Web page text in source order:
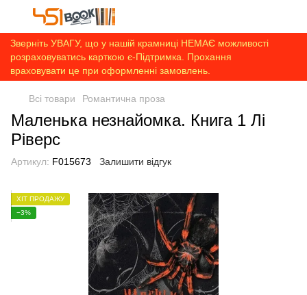
Зверніть УВАГУ, що у нашій крамниці НЕМАЄ можливості
розраховуватись карткою є-Підтримка. Прохання
враховувати це при оформленні замовлень.
Всі товари Романтична проза
Маленька незнайомка. Книга 1 Лі
Ріверс
Артикул: F015673 Залишити відгук
ХІТ ПРОДАЖУ
−3%